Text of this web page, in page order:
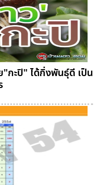
กะปิ" ได้กิ่งพันธุ์ดี เป็น